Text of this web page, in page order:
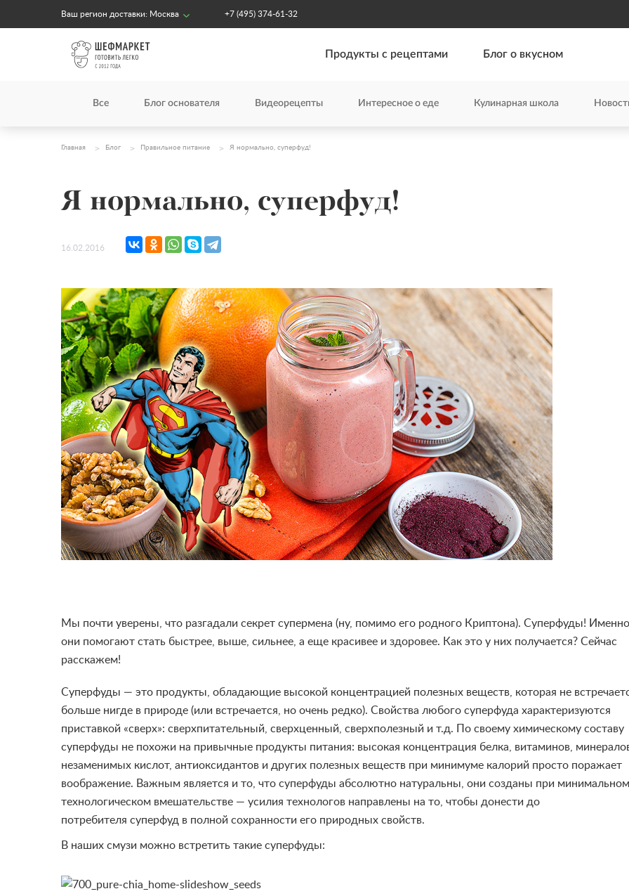
Ваш регион доставки: Москва +7 (495) 374-61-32
Продукты с рецептами Блог о вкусном
Все Блог основателя Видеорецепты Интересное о еде Кулинарная школа
Главная Блог Правильное питание Я нормально, суперфуд!
Я нормально, суперфуд!
16.02.2016
Мы почти уверены, что разгадали секрет супермена (ну, помимо его родного Криптона). Суперфуды! Именно
они помогают стать быстрее, выше, сильнее, а еще красивее и здоровее. Как это у них получается? Сейчас
расскажем!
Суперфуды — это продукты, обладающие высокой концентрацией полезных веществ, которая не
больше нигде в природе (или встречается , но очень редко). Свойства любого суперфуда характеризуются
приставкой «сверх»: сверхпитательный, сверхценный, сверхполезный и т.д. По своему химическому составу
суперфуды не похожи на привычные продукты питания: высокая концентрация белка, витаминов,
незаменимых кислот, антиоксидантов и других полезных веществ при минимуме калорий просто поражает
воображение. Важным является и то, что суперфуды абсолютно натуральны, они созданы при минимальном
технологическом вмешательстве — усилия технологов направлены на то, чтобы донести до
потребителя суперфуд в полной сохранности его природных свойств.
В наших смузи можно встретить такие суперфуды: